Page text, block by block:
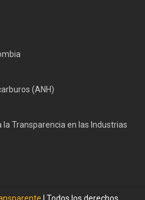
(ANH)
la Transparencia en las Industrias